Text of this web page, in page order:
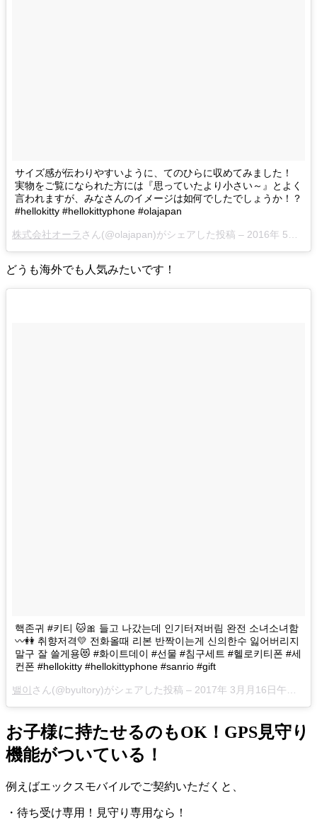
サイズ感が伝わりやすいように、てのひらに収めてみました！
実物をご覧になられた方には『思っていたより小さい～』とよく
言われますが、みなさんのイメージは如何でしたでしょうか！？
‪#‎hellokitty‬ ‪#‎hellokittyphone #olajapan
株式会社オーラ さん(@olajapan)がシェアした投稿 – 2016年 5月月2日午前2時35分PDT
どうも海外でも人気みたいです！
핵존귀 #키티 🐱🎀 들고 나갔는데 인기터져버림 완전 소녀소녀함
〰👭 취향저격💛 전화올때 리본 반짝이는게 신의한수 잃어버리지
말구 잘 쓸게용😻 #화이트데이 #선물 #침구세트 #헬로키티폰 #세
컨폰 #hellokitty #hellokittyphone #sanrio #gift
밸이 さん(@byultory)がシェアした投稿 – 2017年 3月月16日午後4時44分PDT
お子様に持たせるのもOK！GPS見守り
機能がついている！
例えばエックスモバイルでご契約いただくと、
・待ち受け専用！見守り専用なら！